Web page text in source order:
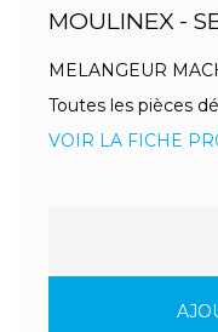
MOULINEX -
MELANGEUR
Toutes les pièces
VOIR LA FICHE